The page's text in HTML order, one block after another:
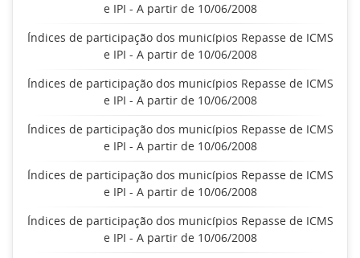
e IPI - A partir de 10/06/2008
Índices de participação dos municípios Repasse de ICMS
e IPI - A partir de 10/06/2008
Índices de participação dos municípios Repasse de ICMS
e IPI - A partir de 10/06/2008
Índices de participação dos municípios Repasse de ICMS
e IPI - A partir de 10/06/2008
Índices de participação dos municípios Repasse de ICMS
e IPI - A partir de 10/06/2008
Índices de participação dos municípios Repasse de ICMS
e IPI - A partir de 10/06/2008